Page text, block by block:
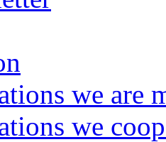
we are
we